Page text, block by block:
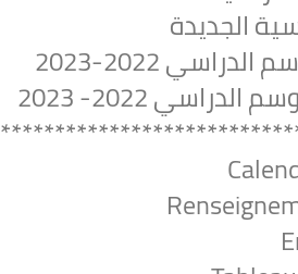
الجديدة
2022-2023
2022- 2023